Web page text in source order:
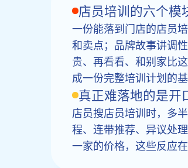
店员培训的六个模
一份能落到门店的店员
和卖点；品牌故事讲调
贵、再看看、和别家比
成一份完整培训计划的
真正难落地的是开
店员搜店员培训时，多
程、连带推荐、异议处
一家的价格，这些反应